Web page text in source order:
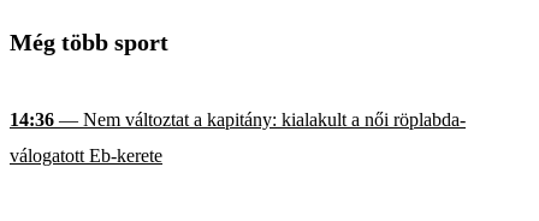
Még több sport
14:36 — Nem változtat a kapitány: kialakult a női röplabda-
válogatott Eb-kerete